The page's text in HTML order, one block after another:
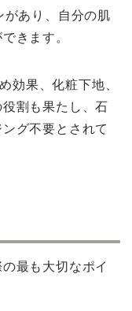
があり、自分の肌
きます。
効果、化粧下地、
割も果たし、石
グ不要とされて
最も大切なポイ